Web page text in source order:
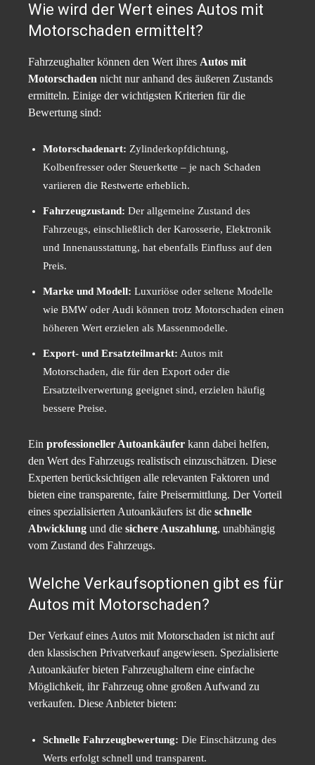
Wie wird der Wert eines Autos mit
Motorschaden ermittelt?
Fahrzeughalter können den Wert ihres Autos mit
Motorschaden nicht nur anhand des äußeren Zustands
ermitteln. Einige der wichtigsten Kriterien für die
Bewertung sind:
Motorschadenart: Zylinderkopfdichtung,
Kolbenfresser oder Steuerkette – je nach Schaden
variieren die Restwerte erheblich.
Fahrzeugzustand: Der allgemeine Zustand des
Fahrzeugs, einschließlich der Karosserie, Elektronik
und Innenausstattung, hat ebenfalls Einfluss auf den
Preis.
Marke und Modell: Luxuriöse oder seltene Modelle
wie BMW oder Audi können trotz Motorschaden einen
höheren Wert erzielen als Massenmodelle.
Export- und Ersatzteilmarkt: Autos mit
Motorschaden, die für den Export oder die
Ersatzteilverwertung geeignet sind, erzielen häufig
bessere Preise.
Ein professioneller Autoankäufer kann dabei helfen,
den Wert des Fahrzeugs realistisch einzuschätzen. Diese
Experten berücksichtigen alle relevanten Faktoren und
bieten eine transparente, faire Preisermittlung. Der Vorteil
eines spezialisierten Autoankäufers ist die schnelle
Abwicklung und die sichere Auszahlung, unabhängig
vom Zustand des Fahrzeugs.
Welche Verkaufsoptionen gibt es für
Autos mit Motorschaden?
Der Verkauf eines Autos mit Motorschaden ist nicht auf
den klassischen Privatverkauf angewiesen. Spezialisierte
Autoankäufer bieten Fahrzeughaltern eine einfache
Möglichkeit, ihr Fahrzeug ohne großen Aufwand zu
verkaufen. Diese Anbieter bieten:
Schnelle Fahrzeugbewertung: Die Einschätzung des
Werts erfolgt schnell und transparent.